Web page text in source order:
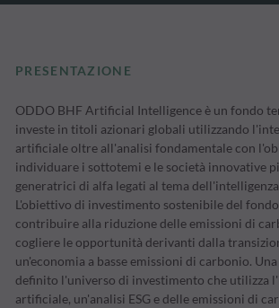
PRESENTAZIONE
ODDO BHF Artificial Intelligence è un fondo
investe in titoli azionari globali utilizzando
artificiale oltre all'analisi fondamentale con
individuare i sottotemi e le società innovative
generatrici di alfa legati al tema
L'obiettivo di investimento sostenibile del
contribuire alla riduzione delle emissioni di
cogliere le opportunità derivanti dalla
un'economia a basse emissioni di carbonio.
definito l'universo di investimento che utilizza
artificiale, un'analisi ESG e delle emissioni di